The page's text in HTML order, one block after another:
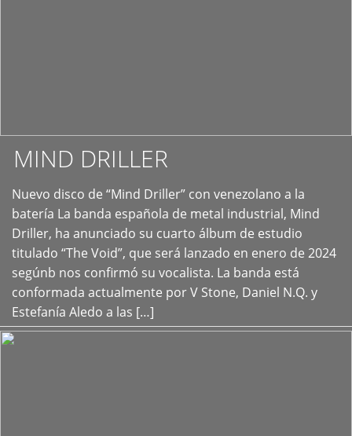
MIND DRILLER
Nuevo disco de “Mind Driller” con venezolano a la
batería La banda española de metal industrial, Mind
Driller, ha anunciado su cuarto álbum de estudio
titulado “The Void”, que será lanzado en enero de 2024
segúnb nos confirmó su vocalista. La banda está
conformada actualmente por V Stone, Daniel N.Q. y
Estefanía Aledo a las […]
+